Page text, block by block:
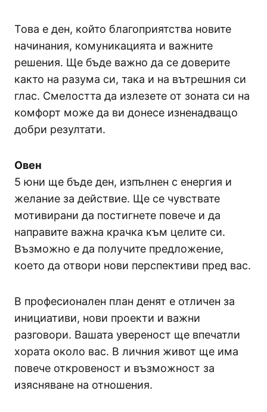
Това е ден, който благоприятства новите
начинания, комуникацията и важните
решения. Ще бъде важно да се доверите
както на разума си, така и на вътрешния си
глас. Смелостта да излезете от зоната си на
комфорт може да ви донесе изненадващо
добри резултати.
Овен
5 юни ще бъде ден, изпълнен с енергия и
желание за действие. Ще се чувствате
мотивирани да постигнете повече и да
направите важна крачка към целите си.
Възможно е да получите предложение,
което да отвори нови перспективи пред вас.
В професионален план денят е отличен за
инициативи, нови проекти и важни
разговори. Вашата увереност ще впечатли
хората около вас. В личния живот ще има
повече откровеност и възможност за
изясняване на отношения.